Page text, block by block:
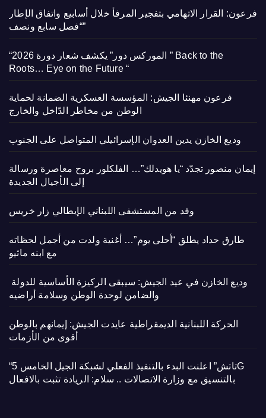
فرعون: القرار الاتهامي بتفجير المرفأ خلال أسابيع واتفاق الإطار
“فصل سابع ونصف”
“الموركس دور” يكشف شعار دورة 2026 ” Back to the
Roots… Eye on the Future “
فرعون مهنئا الجيش: المؤسسة العسكرية الضمانة لحماية
الوطن من مخاطر الدّاخل والخارج
وديع الخازن يدين العدوان الإسرائيلي المتواصل على الجنوب
إيمان منصور تجدّد “يا هويدلك”… الفلكلور بروح معاصرة ورسالة
إلى الأجيال الجديدة
وفد من المستشفى اللبناني الإيطالي زار خريس
طارق حداد يطلق “أحلى يوم”… أغنية ولدت من أجمل لحظاته
مع ابنه ماثيو
والضامن لوحدة الوطن وسلامة أراضيه
الحركة اللبنانية الديمقراطية عايدت الجيش: إيمانهم بالوطن
أقوى من الأزمات
“تاتش” اعلنت البدء بالتنفيذ الفعلي لشبكة الجيل الخامس 5G
بالتنسيق مع وزارة الاتصالات .. سلام: الريادة تثبت بالافعال